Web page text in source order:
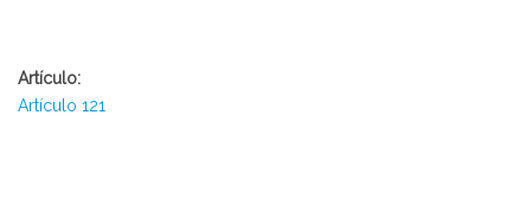
Artículo:
Artículo 121